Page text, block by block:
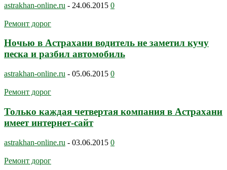
astrakhan-online.ru - 24.06.2015 0
Ремонт дорог
Ночью в Астрахани водитель не заметил кучу
песка и разбил автомобиль
astrakhan-online.ru - 05.06.2015 0
Ремонт дорог
Только каждая четвертая компания в Астрахани
имеет интернет-сайт
astrakhan-online.ru - 03.06.2015 0
Ремонт дорог